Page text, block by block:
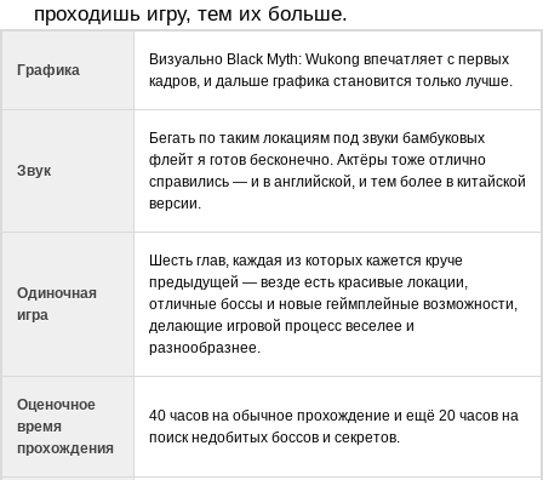
проходишь игру, тем их больше.
Графика
Визуально Black Myth: Wukong впечатляет с первых
кадров, и дальше графика становится только лучше.
Звук
Бегать по таким локациям под звуки бамбуковых
флейт я готов бесконечно. Актёры тоже отлично
справились — и в английской, и тем более в китайской
версии.
Одиночная
игра
Шесть глав, каждая из которых кажется круче
предыдущей — везде есть красивые локации,
отличные боссы и новые геймплейные возможности,
делающие игровой процесс веселее и
разнообразнее.
Оценочное
время
прохождения
40 часов на обычное прохождение и ещё 20 часов на
поиск недобитых боссов и секретов.